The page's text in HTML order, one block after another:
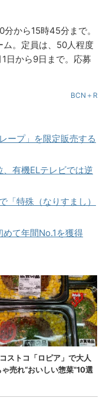
から15時45分まで。
ム。定員は、50人程度
日から9日まで。応募
BCN＋R
ープ」を限定販売する
有機ELテレビでは逆
「特殊（なりすまし）
て年間No.1を獲得